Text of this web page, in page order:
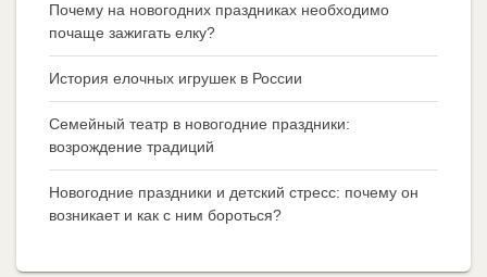
Почему на новогодних праздниках необходимо
почаще зажигать елку?
История елочных игрушек в России
Семейный театр в новогодние праздники:
возрождение традиций
Новогодние праздники и детский стресс: почему он
возникает и как с ним бороться?